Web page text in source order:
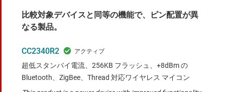
比較対象デバイスと同等の機能で、ピン配置が異
なる製品。
CC2340R2
超低スタンバイ電流、256KB フラッシュ、+8dBm の
Bluetooth、ZigBee、Thread 対応ワイヤレス マイコン